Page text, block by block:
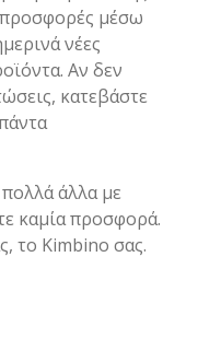
μέσω
νέες
Αν δεν
κατεβάστε
άλλα με
καμία προσφορά.
το Kimbino σας.